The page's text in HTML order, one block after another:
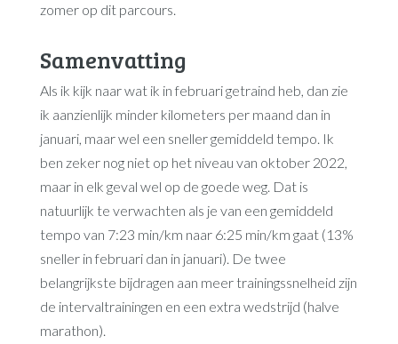
zomer op dit parcours.
Samenvatting
Als ik kijk naar wat ik in februari getraind heb, dan zie
ik aanzienlijk minder kilometers per maand dan in
januari, maar wel een sneller gemiddeld tempo. Ik
ben zeker nog niet op het niveau van oktober 2022,
maar in elk geval wel op de goede weg. Dat is
natuurlijk te verwachten als je van een gemiddeld
tempo van 7:23 min/km naar 6:25 min/km gaat (13%
sneller in februari dan in januari). De twee
belangrijkste bijdragen aan meer trainingssnelheid zijn
de intervaltrainingen en een extra wedstrijd (halve
marathon).